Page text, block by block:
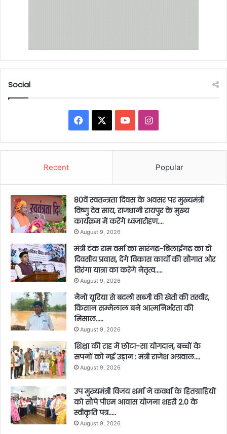
Social
Facebook YouTubeInstagram
Recent Popular
80वें स्वतन्त्रता दिवस के अवसर पर मुख्यमंत्री
विष्णु देव साय, राजधानी रायपुर के मुख्य
कार्यक्रम में करेंगे ध्वजारोहण….
August 9, 2026
मंत्री टंक राम वर्मा का सारंगढ़-बिलाईगढ़ का दो
दिवसीय प्रवास, देंगे विकास कार्यों की सौगात और
तिरंगा यात्रा का करेंगे नेतृत्व…..
August 9, 2026
नैनो यूरिया से बदली सब्जी की खेती की तस्वीर,
किसान सम्मेलाल बने आत्मनिर्भरता की
मिसाल…..
August 9, 2026
शिक्षा की राह में छोटा-सा योगदान, बच्चों के
सपनों को नई उड़ान : मंत्री राजेश अग्रवाल….
August 9, 2026
उप मुख्यमंत्री विजय शर्मा ने कवर्धा के हितग्राहियों
को सौंपे पीएम आवास योजना शहरी 2.0 के
स्वीकृति पत्र…..
August 9, 2026